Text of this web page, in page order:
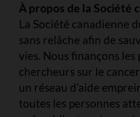
À propos de la Société
La Société canadienne
sans relâche afin de
vies. Nous finançons
chercheurs sur le
un réseau d’aide
toutes les personnes